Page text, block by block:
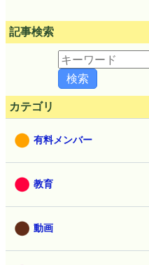
記事検索
カテゴリ
有料メンバー
教育
動画